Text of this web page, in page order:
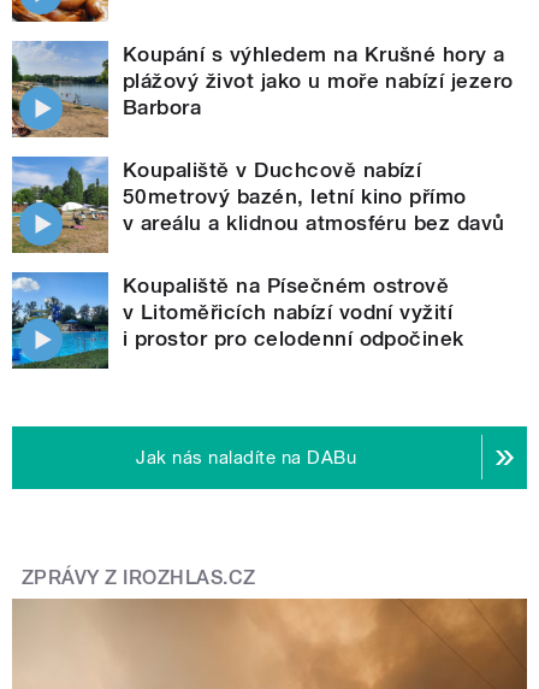
Koupání s výhledem na Krušné hory a
plážový život jako u moře nabízí jezero
Barbora
Koupaliště v Duchcově nabízí
50metrový bazén, letní kino přímo
v areálu a klidnou atmosféru bez davů
Koupaliště na Písečném ostrově
v Litoměřicích nabízí vodní vyžití
i prostor pro celodenní odpočinek
Jak nás naladíte na DABu
ZPRÁVY Z IROZHLAS.CZ